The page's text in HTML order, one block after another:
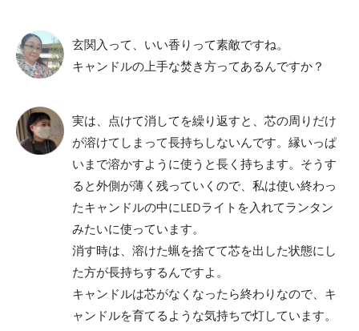
玄関入って、いい香りって素敵ですね。
キャンドルの上手な焚き方ってあるんですか？
実は、点けて消してを繰り返すと、芯の周りだけ
が溶けてしまって長持ちしないんです。縁いっぱ
いまで溶かすように使うと長く持ちます。そうす
ると外側が薄く残っていくので、私は使い終わっ
たキャンドルの中にLEDライトを入れてランタン
みたいに使っています。
消す時は、溶けた蝋を捨てて芯を出した状態にし
た方が長持ちするんですよ。
キャンドルは芯がなくなったら終わりなので、キ
ャンドルを育てるような気持ちで灯しています。